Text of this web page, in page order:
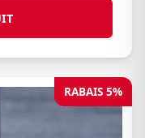
RABAIS 5%